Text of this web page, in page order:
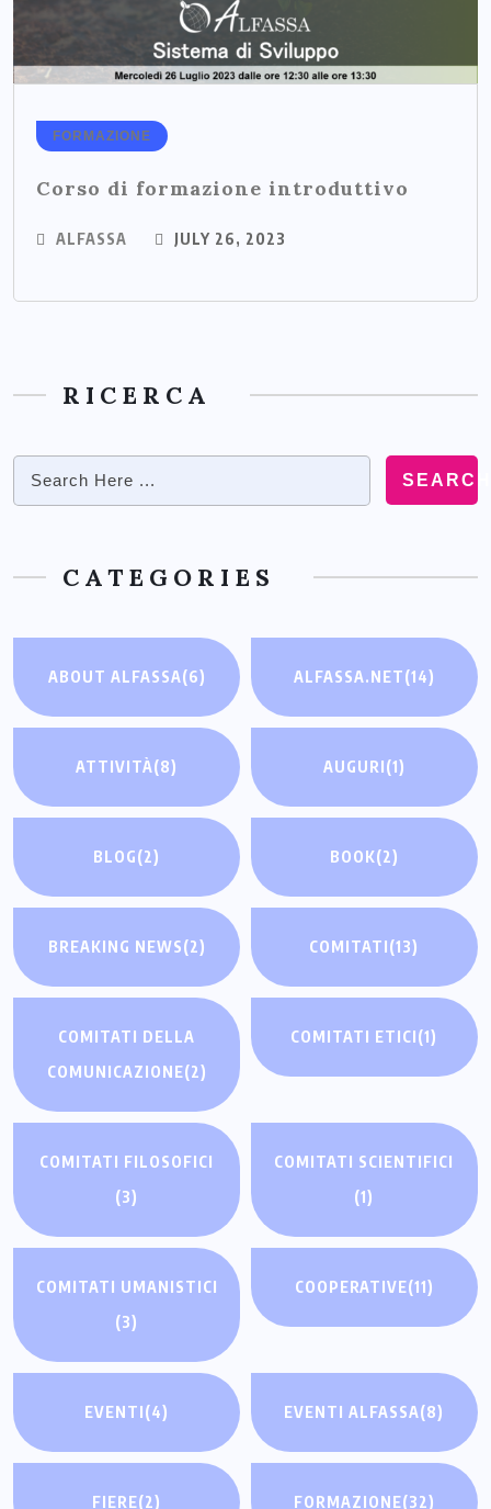
FORMAZIONE
Corso di formazione introduttivo
ALFASSA JULY 26, 2023
RICERCA
SEARCH
CATEGORIES
ABOUT ALFASSA(6) ALFASSA.NET(14)
ATTIVITÀ(8) AUGURI(1)
BLOG(2) BOOK(2)
BREAKING NEWS(2) COMITATI(13)
COMITATI DELLA
COMUNICAZIONE(2)
COMITATI ETICI(1)
COMITATI FILOSOFICI
(3)
COMITATI SCIENTIFICI
(1)
COMITATI UMANISTICI
(3)
COOPERATIVE(11)
EVENTI(4) EVENTI ALFASSA(8)
FIERE(2) FORMAZIONE(32)